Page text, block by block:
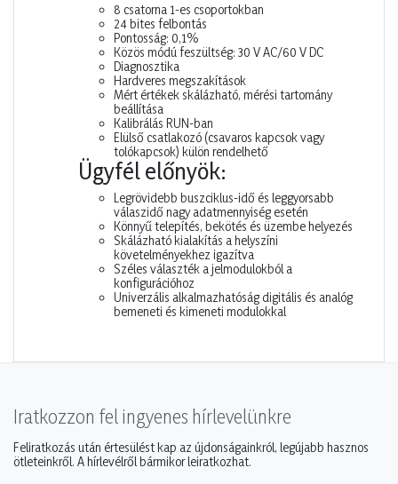
8 csatorna 1-es csoportokban
24 bites felbontás
Pontosság: 0,1%
Közös módú feszültség: 30 V AC/60 V DC
Diagnosztika
Hardveres megszakítások
Mért értékek skálázható, mérési tartomány
beállítása
Kalibrálás RUN-ban
Elülső csatlakozó (csavaros kapcsok vagy
tolókapcsok) külön rendelhető
Ügyfél előnyök:
Legrövidebb buszciklus-idő és leggyorsabb
válaszidő nagy adatmennyiség esetén
Könnyű telepítés, bekötés és üzembe helyezés
Skálázható kialakítás a helyszíni
követelményekhez igazítva
Széles választék a jelmodulokból a
konfigurációhoz
Univerzális alkalmazhatóság digitális és analóg
bemeneti és kimeneti modulokkal
Iratkozzon fel ingyenes hírlevelünkre
Feliratkozás után értesülést kap az újdonságainkról, legújabb hasznos
ötleteinkről. A hírlevélről bármikor leiratkozhat.